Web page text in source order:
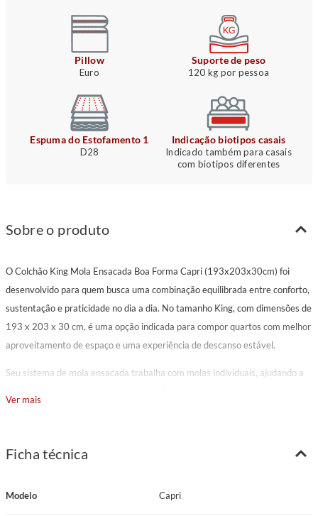
Pillow
Euro
Suporte de peso
120 kg por pessoa
Espuma do Estofamento 1
D28
Indicação biotipos casais
Indicado também para casais
com biotipos diferentes
Sobre o produto
O Colchão King Mola Ensacada Boa Forma Capri (193x203x30cm) foi
desenvolvido para quem busca uma combinação equilibrada entre conforto,
sustentação e praticidade no dia a dia. No tamanho King, com dimensões de
193 x 203 x 30 cm, é uma opção indicada para compor quartos com melhor
aproveitamento de espaço e uma experiência de descanso estável.
Seu sistema de mola ensacada trabalha com molas individuais, ajudando a
conforto no contato com o corpo. A espuma do matelassê D20 Cilíndrica
Ver mais
Ficha técnica
Modelo Capri